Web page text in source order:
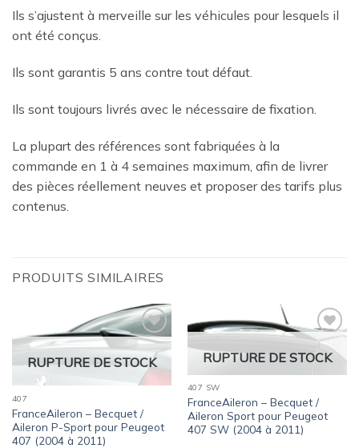
Ils s’ajustent à merveille sur les véhicules pour lesquels il
ont été conçus.
Ils sont garantis 5 ans contre tout défaut.
Ils sont toujours livrés avec le nécessaire de fixation.
La plupart des références sont fabriquées à la
commande en 1 à 4 semaines maximum, afin de livrer
des pièces réellement neuves et proposer des tarifs plus
contenus.
PRODUITS SIMILAIRES
Ajouter
à la
wishlist
RUPTURE DE STOCK
407
FranceAileron – Becquet /
Aileron P-Sport pour Peugeot
407 (2004 à 2011)
Ajouter
à la
wishlist
RUPTURE DE STOCK
407 SW
FranceAileron – Becquet /
Aileron Sport pour Peugeot
407 SW (2004 à 2011)